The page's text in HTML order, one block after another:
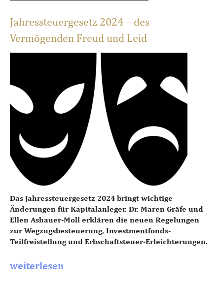
Jahressteuergesetz 2024 – des
Vermögenden Freud und Leid
Das Jahressteuergesetz 2024 bringt wichtige
Änderungen für Kapitalanleger. Dr. Maren Gräfe und
Ellen Ashauer-Moll erklären die neuen Regelungen
zur Wegzugsbesteuerung, Investmentfonds-
Teilfreistellung und Erbschaftsteuer-Erleichterungen.
weiterlesen